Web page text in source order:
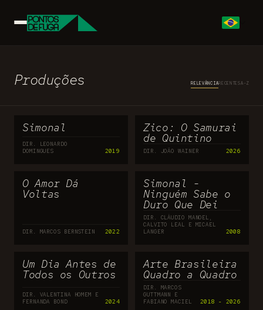
Produções RELEVÂNCIARECENTESA–Z
Simonal
DIR. LEONARDO
DOMINGUES
2019
Zico: O Samurai
de Quintino
DIR. JOÃO WAINER 2026
O Amor Dá
Voltas
DIR. MARCOS BERNSTEIN 2022
Simonal -
Ninguém Sabe o
Duro Que Dei
DIR. CLÁUDIO MANOEL,
CALVITO LEAL E MICAEL
LANGER
2008
Um Dia Antes de
Todos os Outros
DIR. VALENTINA HOMEM E
FERNANDA BOND
2024
Arte Brasileira
Quadro a Quadro
DIR. MARCOS
GUTTMANN E
FABIANO MACIEL
2018 - 2026